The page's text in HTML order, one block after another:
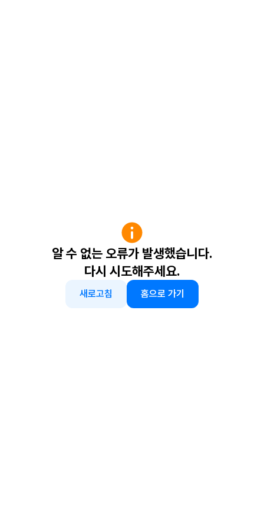
알 수 없는 오류가 발생했습니다.
다시 시도해주세요.
새로고침 홈으로 가기